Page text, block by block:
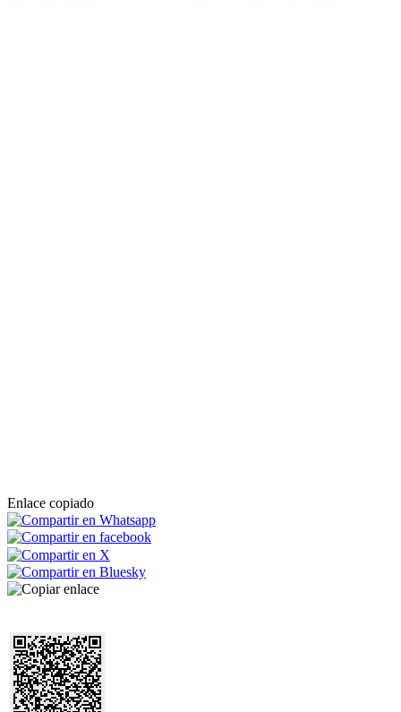
Enlace copiado